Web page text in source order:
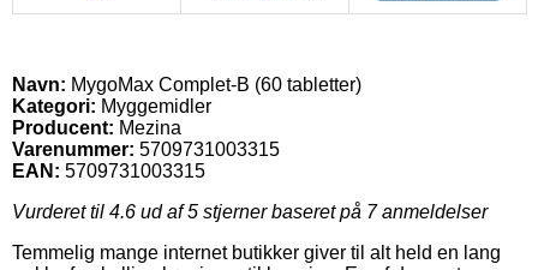
Navn: MygoMax Complet-B (60 tabletter)
Kategori: Myggemidler
Producent: Mezina
Varenummer: 5709731003315
EAN: 5709731003315
Vurderet til 4.6 ud af 5 stjerner baseret på 7anmeldelser
Temmelig mange internet butikker giver til alt held en lang